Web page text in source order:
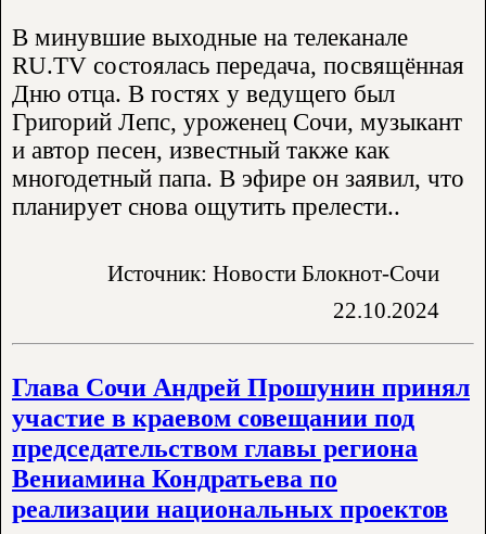
В минувшие выходные на телеканале
RU.TV состоялась передача, посвящённая
Дню отца. В гостях у ведущего был
Григорий Лепс, уроженец Сочи, музыкант
и автор песен, известный также как
многодетный папа. В эфире он заявил, что
планирует снова ощутить прелести..
Источник: Новости Блокнот-Сочи
22.10.2024
Глава Сочи Андрей Прошунин принял
участие в краевом совещании под
председательством главы региона
Вениамина Кондратьева по
реализации национальных проектов